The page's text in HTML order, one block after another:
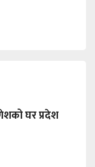
घर प्रदेश